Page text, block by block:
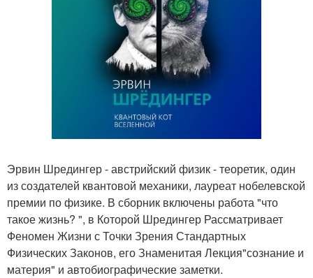
Эрвин Шредингер - австрийский физик - теоретик, один
из создателей квантовой механики, лауреат нобелевской
премии по физике. В сборник включены работа "что
такое жизнь? ", в Которой Шредингер Рассматривает
Феномен Жизни с Точки Зрения Стандартных
Физических Законов, его Знаменитая Лекция"сознание и
материя" и автобиографические заметки.